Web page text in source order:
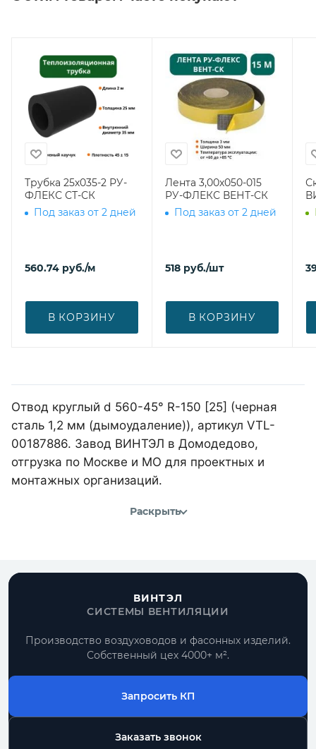
Трубка 25х035-2 РУ-
ФЛЕКС СТ-СК
Под заказ от 2 дней
560.74 руб./м
В КОРЗИНУ
Лента 3,00х050-015
РУ-ФЛЕКС ВЕНТ-СК
Под заказ от 2 дней
518 руб./шт
В КОРЗИНУ
Отвод круглый d 560-45° R-150 [25] (черная
сталь 1,2 мм (дымоудаление)), артикул VTL-
00187886. Завод ВИНТЭЛ в Домодедово,
отгрузка по Москве и МО для проектных и
монтажных организаций.
Раскрыть
ВИНТЭЛ
СИСТЕМЫ ВЕНТИЛЯЦИИ
Производство воздуховодов и фасонных изделий.
Собственный цех 4000+ м².
Запросить КП
Заказать звонок